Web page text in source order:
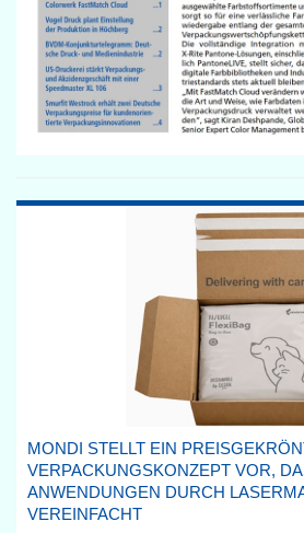
MONDI STELLT EIN
VERPACKUNGSKONZEPT VOR,
ANWENDUNGEN DURCH
VEREINFACHT